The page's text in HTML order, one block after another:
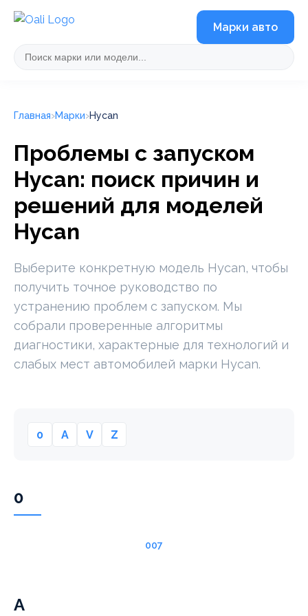
Марки авто
Главная Марки Hycan
Проблемы с запуском
Hycan: поиск причин и
решений для моделей
Hycan
Выберите конкретную модель Hycan, чтобы
получить точное руководство по
устранению проблем с запуском. Мы
собрали проверенные алгоритмы
диагностики, характерные для технологий и
слабых мест автомобилей марки Hycan.
0 A V Z
0
007
A